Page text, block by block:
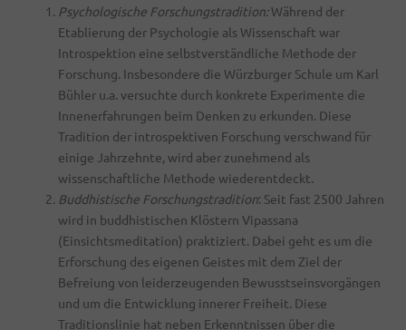
Psychologische Forschungstradition:Während der
Etablierung der Psychologie als Wissenschaft war
Introspektion eine selbstverständliche Methode der
Forschung. Insbesondere die Würzburger Schule um Karl
Bühler u.a. versuchte durch konkrete Experimente die
Innenerfahrungen beim Denken zu erkunden. Diese
Tradition der introspektiven Forschung verschwand für
einige Jahrzehnte, wird aber zunehmend als
wissenschaftliche Methode wiederentdeckt.
Buddhistische Forschungstradition: Seit fast 2500 Jahren
wird in buddhistischen Klöstern Vipassana
(Einsichtsmeditation) praktiziert. Dabei geht es um die
Erforschung des eigenen Geistes mit dem Ziel der
Befreiung von leiderzeugenden Bewusstseinsvorgängen
und um die Entwicklung innerer Freiheit. Diese
Traditionslinie hat neben Erkenntnissen über die